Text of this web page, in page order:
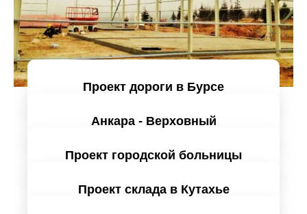
Проект дороги в Бурсе
Проанализируйте подробно
Анкара - Верховный
складского здания
Проанализируйте подробно
Проект городской больницы
Проект склада в Кутахье